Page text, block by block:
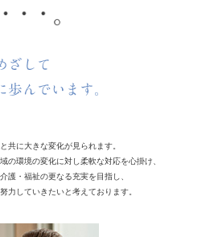
共に大きな変化が見られます。
の環境の変化に対し柔軟な対応を心掛け、
護・福祉の更なる充実を目指し、
力していきたいと考えております。